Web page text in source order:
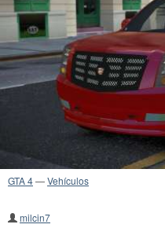
GTA 4—Vehículos
milcin7